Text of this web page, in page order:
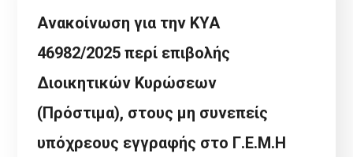
Ανακοίνωση για την ΚΥΑ
46982/2025 περί επιβολής
Διοικητικών Κυρώσεων
(Πρόστιμα), στους μη συνεπείς
υπόχρεους εγγραφής στο Γ.Ε.Μ.Η